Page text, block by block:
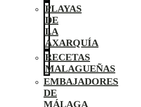
PLAYAS
DE
LA
AXARQUÍA
RECETAS
MALAGUEÑAS
EMBAJADORES
DE
MÁLAGA